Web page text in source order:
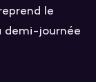
le
demi-journée